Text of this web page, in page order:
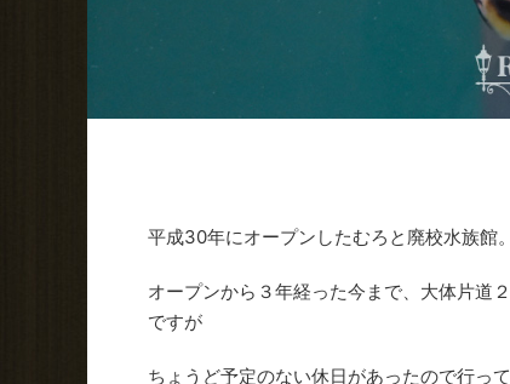
平成30年にオープンしたむろと廃校水族館。
オープンから３年経った今まで、大体片道
ですが
ちょうど予定のない休日があったので行って